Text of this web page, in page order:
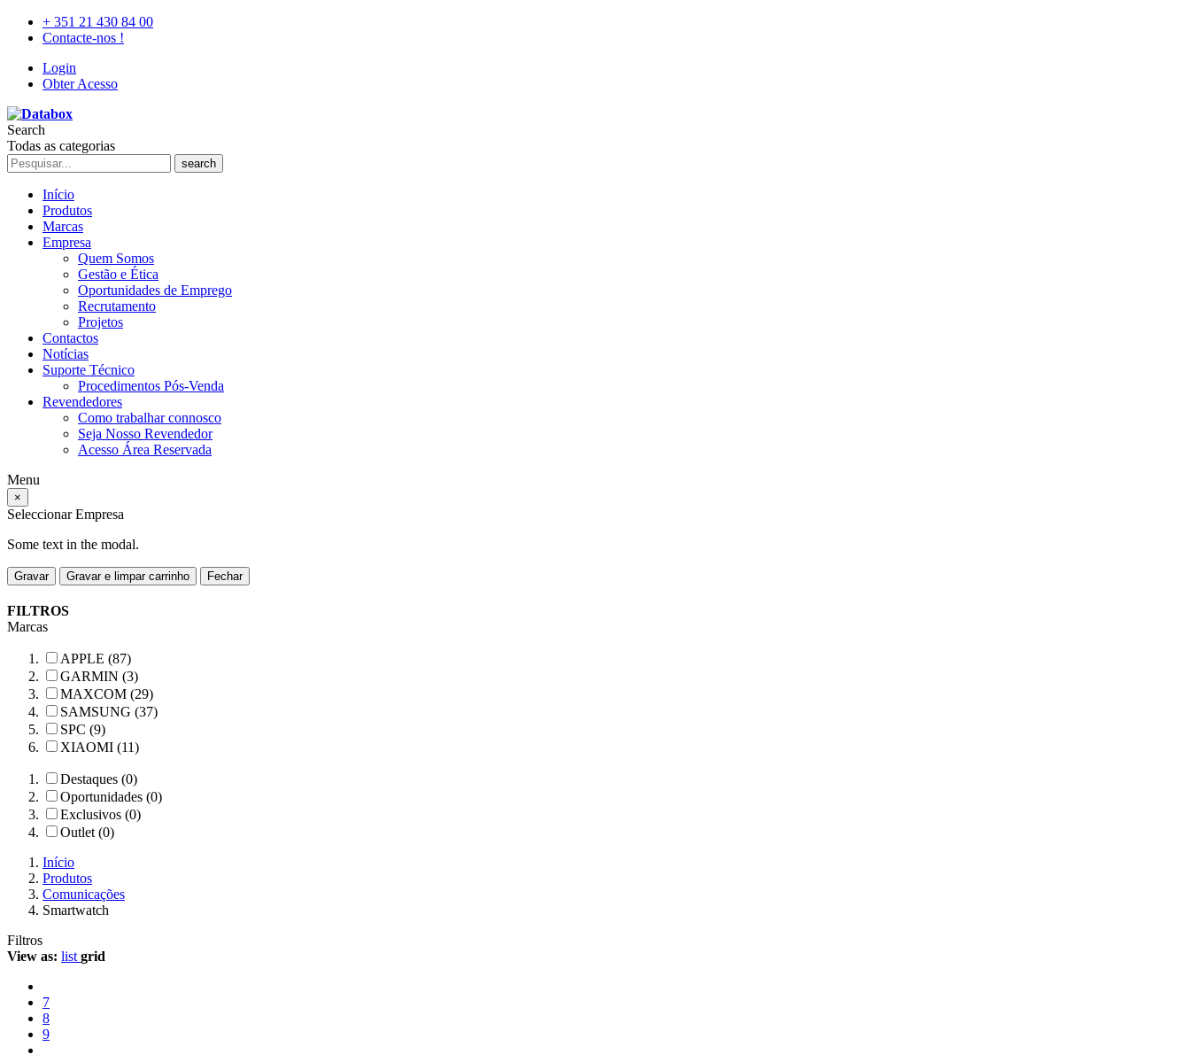
+ 351 21 430 84 00
Contacte-nos !
Login
Obter Acesso
Search
Todas as categorias
search
Início
Produtos
Marcas
Empresa
Quem Somos
Gestão e Ética
Oportunidades de Emprego
Recrutamento
Projetos
Contactos
Notícias
Suporte Técnico
Procedimentos Pós-Venda
Revendedores
Como trabalhar connosco
Seja Nosso Revendedor
Acesso Área Reservada
Menu
×
Seleccionar Empresa
Some text in the modal.
Gravar Gravar e limpar carrinho Fechar
FILTROS
Marcas
APPLE (87)
GARMIN (3)
MAXCOM (29)
SAMSUNG (37)
SPC (9)
XIAOMI (11)
Destaques (0)
Oportunidades (0)
Exclusivos (0)
Outlet (0)
Início
Produtos
Comunicações
Smartwatch
Filtros
View as: list grid
7
8
9